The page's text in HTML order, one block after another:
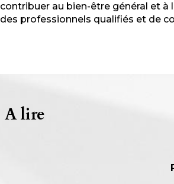
contribuer au bien-être général et
des professionnels qualifiés et de
A lire